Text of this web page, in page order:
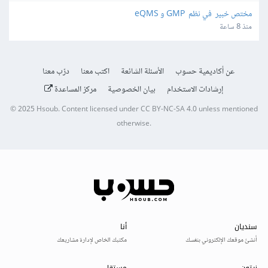
مختص خبير  في نظم  GMP و eQMS
منذ 8 ساعة
عن أكاديمية حسوب الأسئلة الشائعة اكتب معنا
درّب معنا
إرشادات الاستخدام
بيان الخصوصية مركز المساعدة
© 2025 Hsoub.Content licensed underCC BY-NC-SA 4.0unless mentioned
otherwise.